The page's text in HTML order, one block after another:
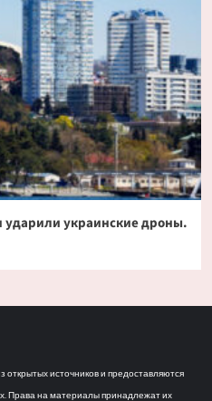
ударили украинские дроны.
источников и предоставляются
Права на материалы принадлежат их